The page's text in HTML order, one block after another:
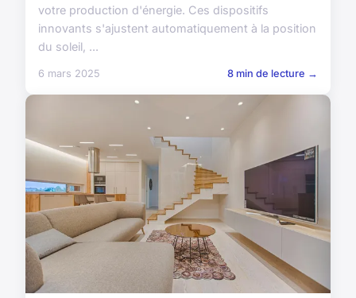
votre production d'énergie. Ces dispositifs
innovants s'ajustent automatiquement à la position
du soleil, ...
6 mars 2025 8 min de lecture →